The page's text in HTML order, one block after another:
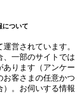
について
営されています。
、一部のサイトでは
あります（アンケー
お客さまの任意かつ
）。お伺いする情報